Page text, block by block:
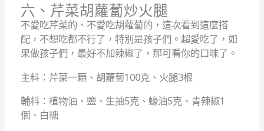
六、芹菜胡蘿蔔炒火腿
不愛吃芹菜的、不愛吃胡蘿蔔的，這次看到這麼搭
配，不想吃都不行了，特別是孩子們。超愛吃了，如
果做孩子們，最好不加辣椒了，那可看你的口味了。
主料：芹菜一顆、胡蘿蔔100克、火腿3根
輔料：植物油、鹽、生抽5克、蠔油5克、青辣椒1
個、白糖